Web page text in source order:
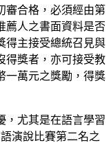
審合格，必須經由第
薦人之書面資料是否
得主接受總統召見與
得獎者，亦可接受教
一萬元之獎勵，得獎
尤其是在語言學習
演說比賽第二名之